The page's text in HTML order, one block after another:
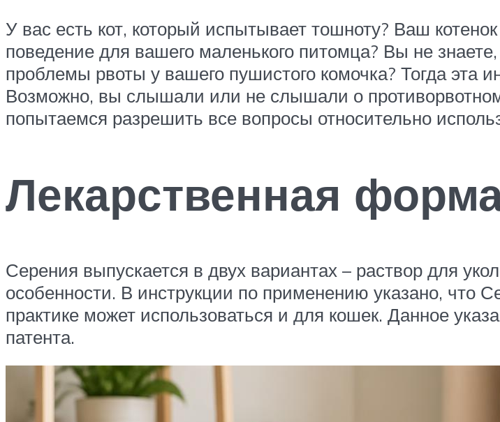
У вас есть кот, который испытывает тошноту? Ваш
поведение для вашего маленького питомца? Вы не
проблемы рвоты у вашего пушистого комочка? Тогда эта
Возможно, вы слышали или не слышали о
попытаемся разрешить все вопросы относительно
Лекарственная
Серения выпускается в двух вариантах – раствор для
особенности. В инструкции по применению указано, что
практике может использоваться и для кошек. Данное
патента.